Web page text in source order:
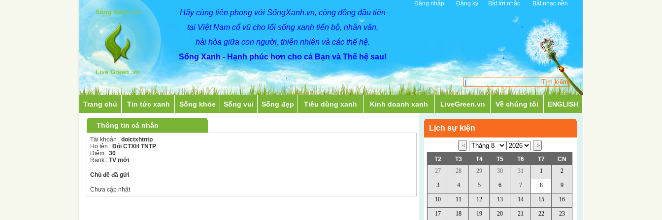
Đăng nhập Đăng ký Bật nhạc nền
Bật lời nhắc
Hãycùng tiên phong với SốngXanh.vn, cộng đồng đầu tiên
tại Việt Nam cổ vũ cho lối sống xanh tiến bộ, nhân văn,
hài hòa giữa con người, thiên nhiên và các thế hệ.
Sống Xanh - Hạnh phúc hơn cho cả Bạn và Thế hệ sau!
Trang chủ Tin tức xanh Sống khỏe Sống vui Sống đẹp Tiêu dùng xanh Kinh doanh xanh LiveGreen.vn Về chúng tôi ENGLISH
Thông tin cá nhân
Tài khoản : doictxhtntp
Họ tên : Đội CTXH TNTP
Điểm : 30
Rank : TV mới
Chủ đề đã gửi
Chưa cập nhật
Lịch sự kiện